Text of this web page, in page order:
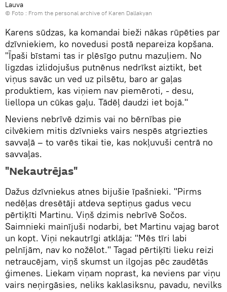
Lauva
© Foto : From the personal archive of Karen Dallakyan
Karens sūdzas, ka komandai bieži nākas rūpēties par
dzīvniekiem, ko novedusi postā nepareiza kopšana.
"Īpaši bīstami tas ir plēsīgo putnu mazuļiem. No
ligzdas izlidojušus putnēnus nedrīkst aiztikt, bet
viņus savāc un ved uz pilsētu, baro ar gaļas
produktiem, kas viņiem nav piemēroti, - desu,
liellopa un cūkas gaļu. Tādēļ daudzi iet bojā."
Neviens nebrīvē dzimis vai no bērnības pie
cilvēkiem mitis dzīvnieks vairs nespēs atgriezties
savvaļā – to varēs tikai tie, kas nokļuvuši centrā no
savvaļas.
"Nekautrējas"
Dažus dzīvniekus atnes bijušie īpašnieki. "Pirms
nedēļas dresētāji atdeva septiņus gadus vecu
pērtiķīti Martinu. Viņš dzimis nebrīvē Sočos.
Saimnieki mainījuši nodarbi, bet Martinu vajag barot
un kopt. Viņi nekautrīgi atklāja: "Mēs tīri labi
pelnījām, nav ko nožēlot." Tagad pērtiķīti lieku reizi
netraucējam, viņš skumst un ilgojas pēc zaudētās
ģimenes. Liekam viņam noprast, ka neviens par viņu
vairs neņirgāsies, neliks kaklasiksnu, pavadu, nevilks